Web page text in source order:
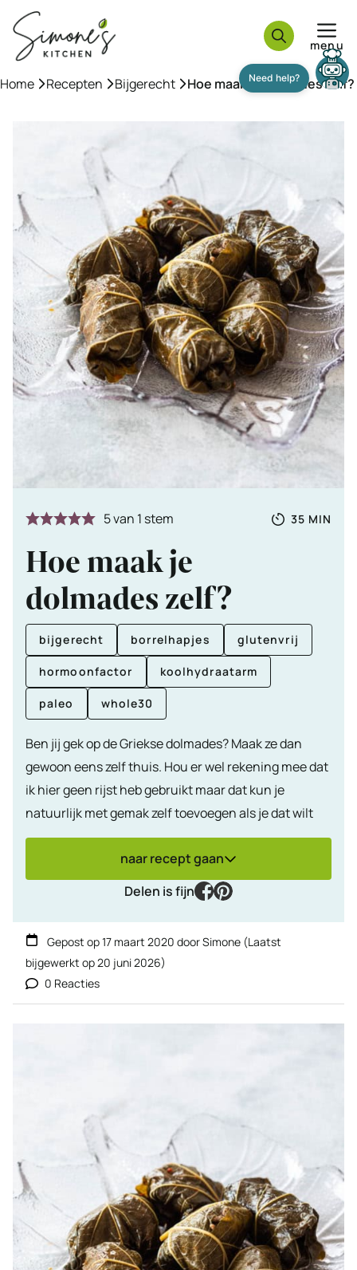
naar
inhoud
menu
Home »Recepten »Bijgerecht »Hoe maak je dolmades zelf?
5van 1 stem
Totale
35 MIN
Hoe maak je
dolmades zelf?
bijgerecht borrelhapjes glutenvrij
hormoonfactor koolhydraatarm
paleo whole30
Ben jij gek op de Griekse dolmades? Maak ze dan
gewoon eens zelf thuis. Hou er wel rekening mee dat
ik hier geen rijst heb gebruikt maar dat kun je
natuurlijk met gemak zelf toevoegen als je dat wilt
naar recept gaan
Delen is fijn
facebook
pinterest
Gepost op17 maart 2020 doorSimone (Laatst
bijgewerkt op20 juni 2026)
0 Reacties